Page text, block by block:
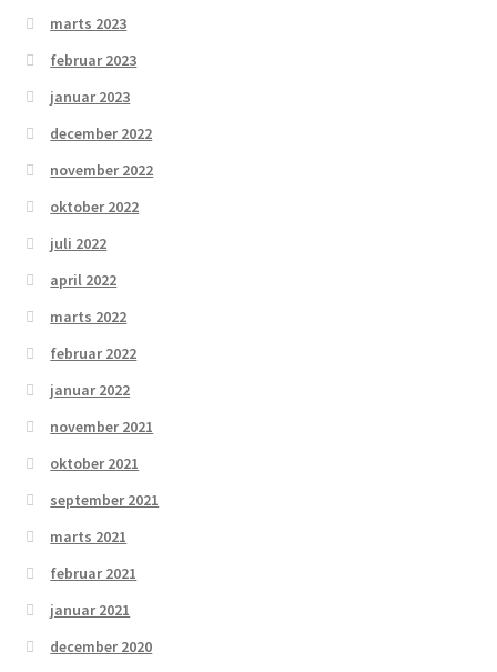
marts 2023
februar 2023
januar 2023
december 2022
november 2022
oktober 2022
juli 2022
april 2022
marts 2022
februar 2022
januar 2022
november 2021
oktober 2021
september 2021
marts 2021
februar 2021
januar 2021
december 2020